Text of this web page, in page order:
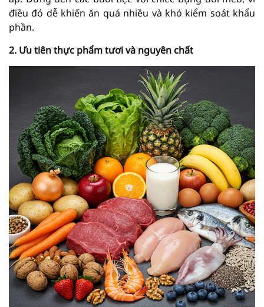
điều đó dễ khiến ăn quá nhiều và khó kiểm soát khẩu
phần.
2. Ưu tiên thực phẩm tươi và nguyên chất